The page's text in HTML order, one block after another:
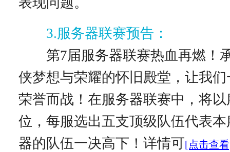
3.服务器联赛预告：
第7届服务器联赛热血再燃！
侠梦想与荣耀的怀旧殿堂，让我
荣誉而战！在服务器联赛中，将
位，每服选出五支顶级队伍代表
器的队伍一决高下！详情可[点击查